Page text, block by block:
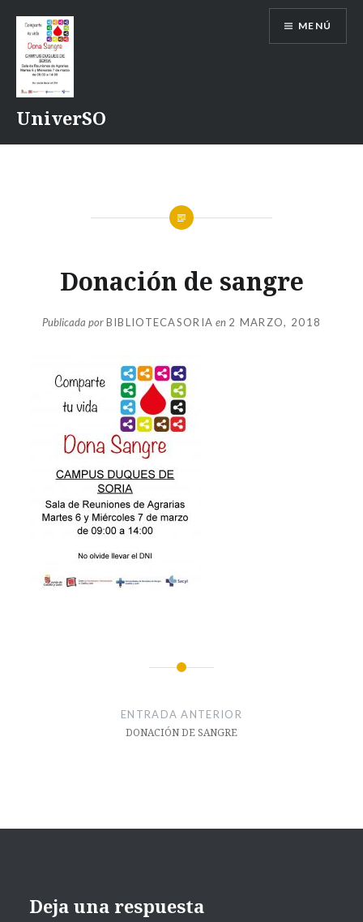
contenido
UniverSO
MENÚ
Donación de sangre
Publicada porBIBLIOTECASORIA en 2 MARZO, 2018
ENTRADA ANTERIOR
DONACIÓN DE SANGRE
Deja una respuesta